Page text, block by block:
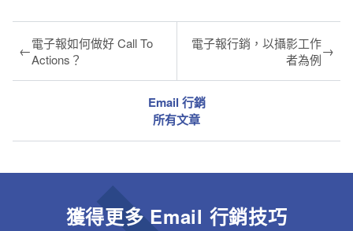
←電子報如何做好 Call To
Actions？
Email 行銷
所有文章
電子報行銷，以攝影工作
者為例→
獲得更多 Email 行銷技巧